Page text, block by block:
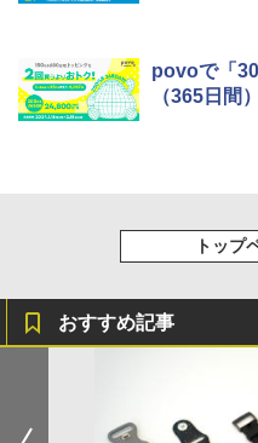
povoで「
（365日間
トップ
おすすめ記事